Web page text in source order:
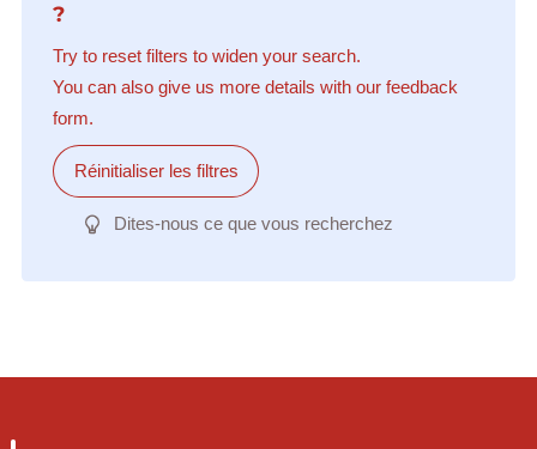
?
Try to reset filters to widen your search.
You can also give us more details with our feedback
form.
Réinitialiser les filtres
Dites-nous ce que vous recherchez